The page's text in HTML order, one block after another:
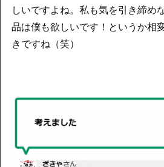
しいですよね。私も気を引き締め
品は僕も欲しいです！というか相
きですね（笑）